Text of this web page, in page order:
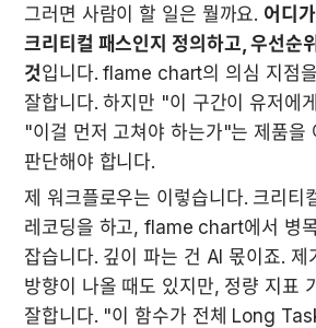
그러면 사람이 할 일은 뭘까요. 어디
크리티컬 패스인지 정의하고, 우선순
것입니다. flame chart의 의심 지점
잘합니다. 하지만 "이 구간이 유저에
"이걸 먼저 고쳐야 하는가"는 제품을
판단해야 합니다.
제 워크플로우는 이렇습니다. 크리티
레코딩을 하고, flame chart에서 병
잡습니다. 깊이 파는 건 AI 몫이죠. 제
방향이 나올 때도 있지만, 정량 지표
잘합니다. "이 함수가 전체 Long